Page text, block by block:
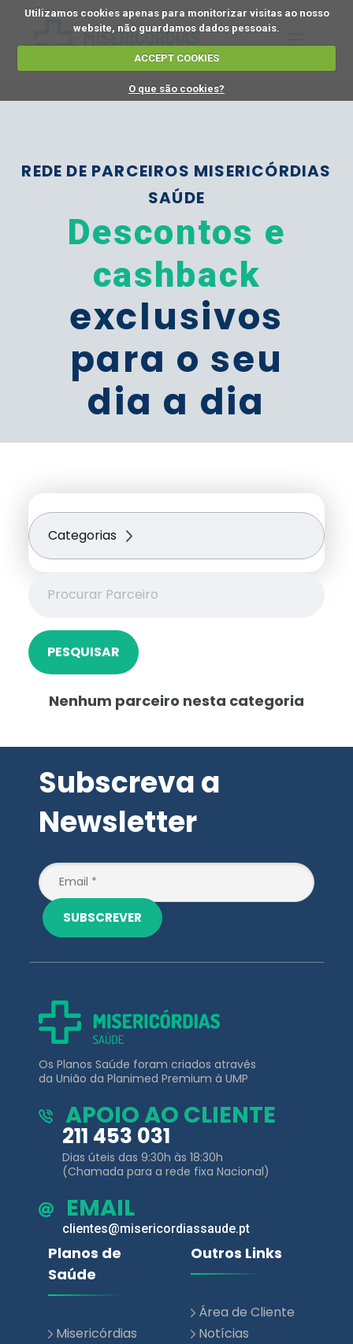
Utilizamos cookies apenas para monitorizar visitas ao nosso
website, não guardamos dados pessoais.
ACCEPT COOKIES
O que são cookies?
REDE DE PARCEIROS MISERICÓRDIAS
SAÚDE
Descontos e
cashback
exclusivos
para o seu
dia a dia
Categorias
PESQUISAR
Nenhum parceiro nesta categoria
Subscreva a
Newsletter
SUBSCREVER
Os Planos Saúde foram criados através
da União da Planimed Premium à UMP
APOIO AO CLIENTE
211 453 031
Dias úteis das 9:30h às 18:30h
(Chamada para a rede fixa Nacional)
EMAIL
clientes@misericordiassaude.pt
Planos de
Saúde
Misericórdias
Outros Links
Área de Cliente
Notícias